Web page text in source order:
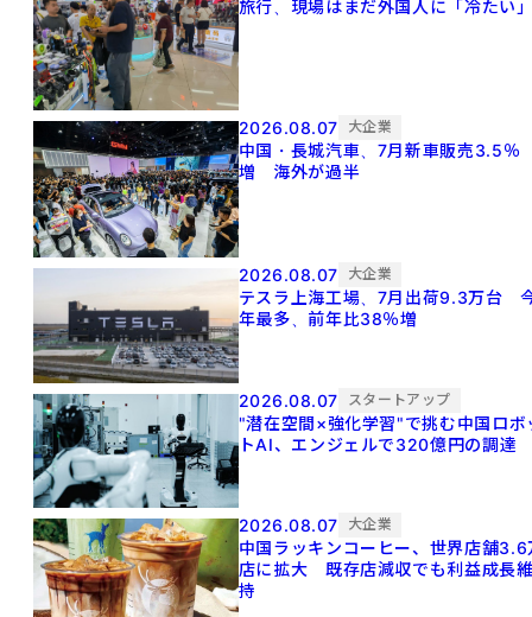
旅行、現場はまだ外国人に「冷たい
2026.08.07 大企業
中国・長城汽車、7月新車販売3.5％
増 海外が過半
2026.08.07 大企業
テスラ上海工場、7月出荷9.3万台
年最多、前年比38％増
2026.08.07 スタートアップ
"潜在空間×強化学習"で挑む中国ロボ
トAI、エンジェルで320億円の調達
2026.08.07 大企業
中国ラッキンコーヒー、世界店舗3.6
店に拡大 既存店減収でも利益成長
持